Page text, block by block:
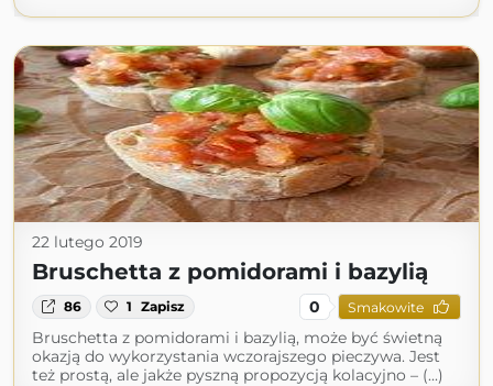
22 lutego 2019
Bruschetta z pomidorami i bazylią
86 1 Zapisz 0 Smakowite
Bruschetta z pomidorami i bazylią, może być świetną
okazją do wykorzystania wczorajszego pieczywa. Jest
też prostą, ale jakże pyszną propozycją kolacyjno – (...)